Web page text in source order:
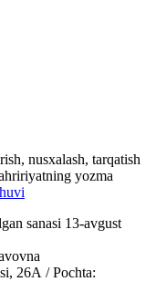
nusxalash, tarqatish
yozma
sanasi 13-avgust
26А / Pochta: